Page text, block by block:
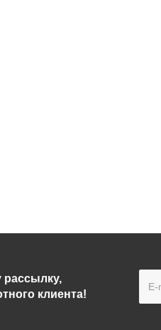
рассылку,
клиента!